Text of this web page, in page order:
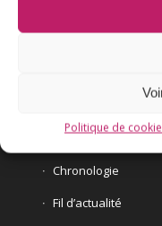
Politique de
Vaccination HPV –
Chronologie
Fil d’actualité